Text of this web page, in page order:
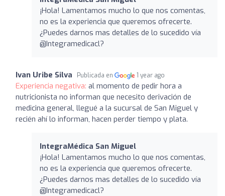
¡Hola! Lamentamos mucho lo que nos comentas,
no es la experiencia que queremos ofrecerte.
¿Puedes darnos mas detalles de lo sucedido vía
@Integramedicacl?
Ivan Uribe Silva Publicada en 1 year ago
Experiencia negativa: al momento de pedir hora a
nutricionista no informan que necesito derivación de
medicina general, llegué a la sucursal de San Miguel y
recién ahí lo informan, hacen perder tiempo y plata.
IntegraMédica San Miguel
¡Hola! Lamentamos mucho lo que nos comentas,
no es la experiencia que queremos ofrecerte.
¿Puedes darnos mas detalles de lo sucedido vía
@Integramedicacl?